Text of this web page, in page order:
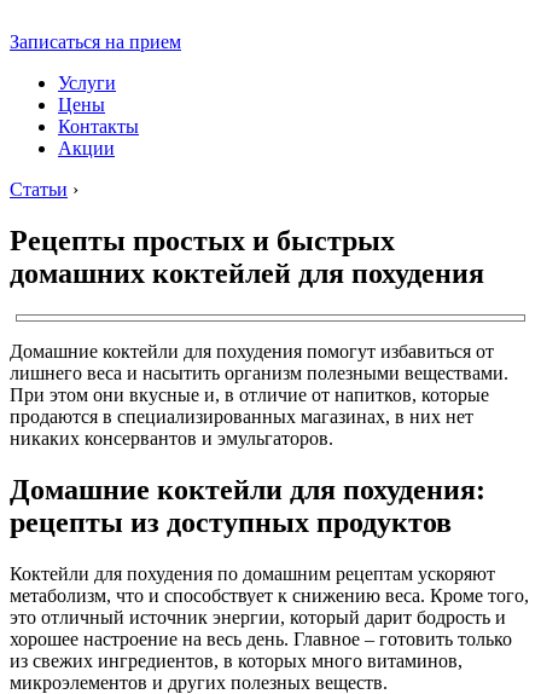
Записаться на прием
Услуги
Цены
Контакты
Акции
Статьи ›
Рецепты простых и быстрых
домашних коктейлей для похудения
Домашние коктейли для похудения помогут избавиться от
лишнего веса и насытить организм полезными веществами.
При этом они вкусные и, в отличие от напитков, которые
продаются в специализированных магазинах, в них нет
никаких консервантов и эмульгаторов.
Домашние коктейли для похудения:
рецепты из доступных продуктов
Коктейли для похудения по домашним рецептам ускоряют
метаболизм, что и способствует к снижению веса. Кроме того,
это отличный источник энергии, который дарит бодрость и
хорошее настроение на весь день. Главное – готовить только
из свежих ингредиентов, в которых много витаминов,
микроэлементов и других полезных веществ.